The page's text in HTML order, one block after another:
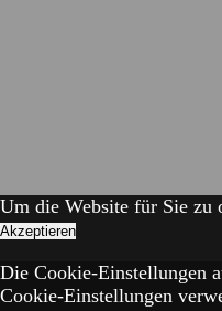
Um die Website für Sie zu
Akzeptieren
Die Cookie-Einstellungen
Cookie-Einstellungen